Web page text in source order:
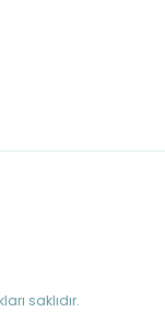
saklıdır.